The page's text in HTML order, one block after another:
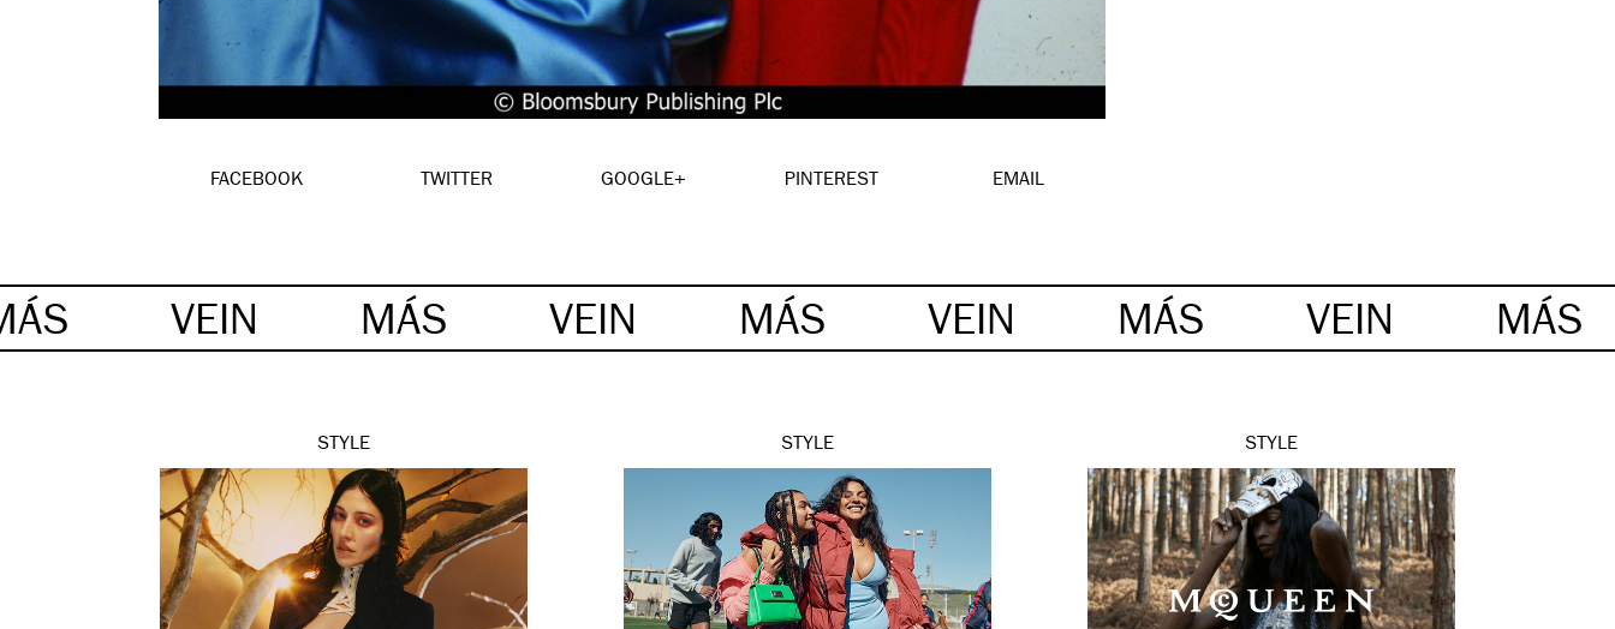
FACEBOOK TWITTER GOOGLE+ PINTEREST EMAIL
VEIN MÁS VEIN MÁS VEIN MÁS VEIN MÁS
STYLE STYLE STYLE